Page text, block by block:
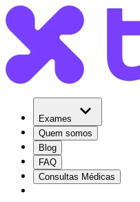
Exames
Quem somos
Blog
FAQ
Consultas Médicas